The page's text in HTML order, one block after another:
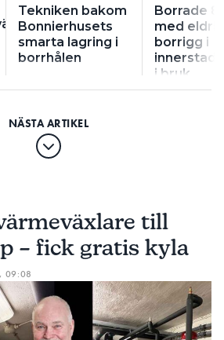
Tekniken bakom
Bonnierhusets
smarta lagring i
borrhålen
Borrade
med
borrigg i
i bruk
till
– fick gratis kyla
09:08